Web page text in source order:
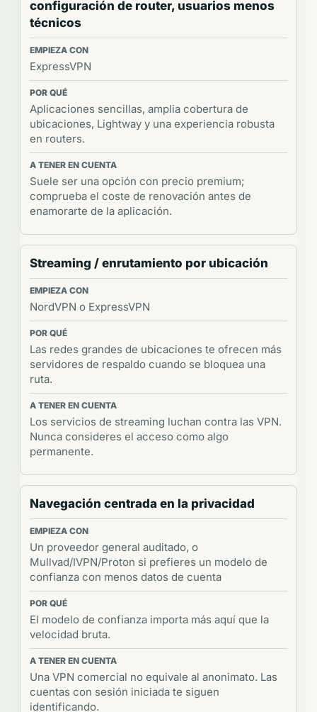
configuración de router, usuarios menos
técnicos
ExpressVPN
Aplicaciones sencillas, amplia cobertura de
ubicaciones, Lightway y una experiencia robusta
en routers.
Suele ser una opción con precio premium;
comprueba el coste de renovación antes de
enamorarte de la aplicación.
Streaming / enrutamiento por ubicación
NordVPN o ExpressVPN
Las redes grandes de ubicaciones te ofrecen más
servidores de respaldo cuando se bloquea una
ruta.
Los servicios de streaming luchan contra las VPN.
Nunca consideres el acceso como algo
permanente.
Navegación centrada en la privacidad
Un proveedor general auditado, o
Mullvad/IVPN/Proton si prefieres un modelo de
confianza con menos datos de cuenta
El modelo de confianza importa más aquí que la
velocidad bruta.
Una VPN comercial no equivale al anonimato. Las
cuentas con sesión iniciada te siguen
identificando.